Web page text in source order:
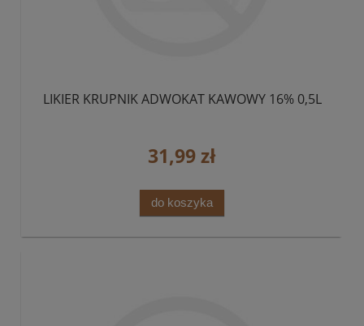
LIKIER KRUPNIK ADWOKAT KAWOWY 16% 0,5L
31,99 zł
do koszyka